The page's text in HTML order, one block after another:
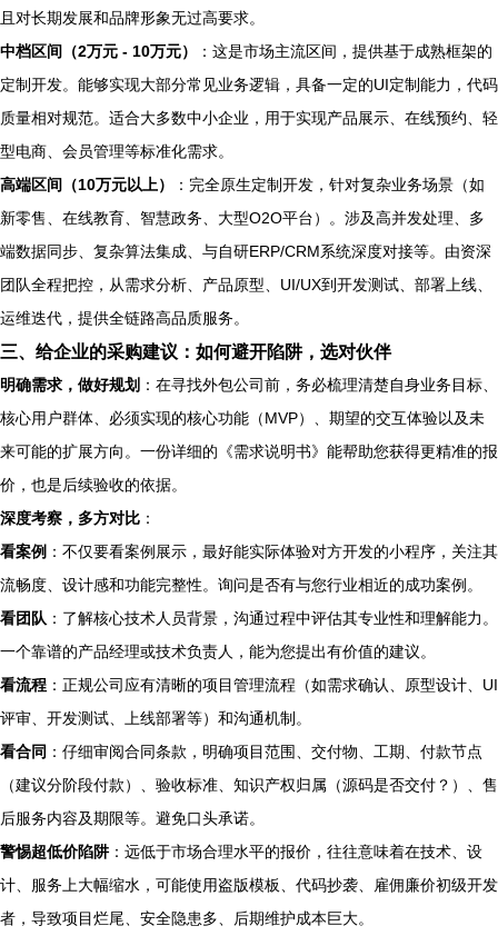
且对长期发展和品牌形象无过高要求。
中档区间（2万元 - 10万元）
：这是市场主流区间，提供基于成熟框架的
定制开发。能够实现大部分常见业务逻辑，具备一定的UI定制能力，代码
质量相对规范。适合大多数中小企业，用于实现产品展示、在线预约、轻
型电商、会员管理等标准化需求。
高端区间（10万元以上）
：完全原生定制开发，针对复杂业务场景（如
新零售、在线教育、智慧政务、大型O2O平台）。涉及高并发处理、多
端数据同步、复杂算法集成、与自研ERP/CRM系统深度对接等。由资深
团队全程把控，从需求分析、产品原型、UI/UX到开发测试、部署上线、
运维迭代，提供全链路高品质服务。
三、给企业的采购建议：如何避开陷阱，选对伙伴
明确需求，做好规划 ：在寻找外包公司前，务必梳理清楚自身业务目标、
核心用户群体、必须实现的核心功能（MVP）、期望的交互体验以及未
来可能的扩展方向。一份详细的《需求说明书》能帮助您获得更精准的报
价，也是后续验收的依据。
深度考察，多方对比 ：
看案例 ：不仅要看案例展示，最好能实际体验对方开发的小程序，关注其
流畅度、设计感和功能完整性。询问是否有与您行业相近的成功案例。
看团队 ：了解核心技术人员背景，沟通过程中评估其专业性和理解能力。
一个靠谱的产品经理或技术负责人，能为您提出有价值的建议。
看流程 ：正规公司应有清晰的项目管理流程（如需求确认、原型设计、UI
评审、开发测试、上线部署等）和沟通机制。
看合同 ：仔细审阅合同条款，明确项目范围、交付物、工期、付款节点
（建议分阶段付款）、验收标准、知识产权归属（源码是否交付？）、售
后服务内容及期限等。避免口头承诺。
警惕超低价陷阱：远低于市场合理水平的报价，往往意味着在技术、设
计、服务上大幅缩水，可能使用盗版模板、代码抄袭、雇佣廉价初级开发
者，导致项目烂尾、安全隐患多、后期维护成本巨大。